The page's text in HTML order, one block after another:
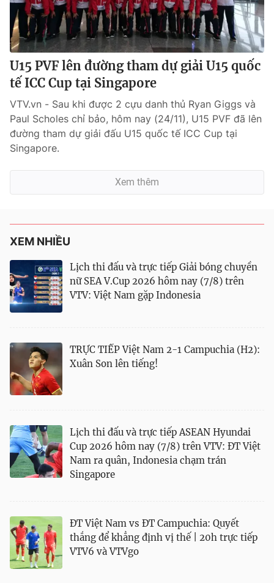
U15 PVF lên đường tham dự giải U15 quốc
tế ICC Cup tại Singapore
VTV.vn - Sau khi được 2 cựu danh thủ Ryan Giggs và
Paul Scholes chỉ bảo, hôm nay (24/11), U15 PVF đã lên
đường tham dự giải đấu U15 quốc tế ICC Cup tại
Singapore.
Xem thêm
XEM NHIỀU
Lịch thi đấu và trực tiếp Giải bóng chuyền
nữ SEA V.Cup 2026 hôm nay (7/8) trên
VTV: Việt Nam gặp Indonesia
TRỰC TIẾP Việt Nam 2-1 Campuchia (H2):
Xuân Son lên tiếng!
Lịch thi đấu và trực tiếp ASEAN Hyundai
Cup 2026 hôm nay (7/8) trên VTV: ĐT Việt
Nam ra quân, Indonesia chạm trán
Singapore
ĐT Việt Nam vs ĐT Campuchia: Quyết
thắng để khẳng định vị thế | 20h trực tiếp
VTV6 và VTVgo